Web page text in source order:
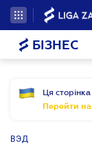
БІЗНЕС
Ця
Перейти на
ВЭД